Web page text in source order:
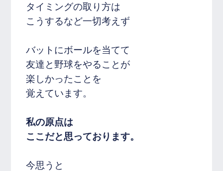
タイミングの取り方は
こうするなど一切考えず
バットにボールを当てて
友達と野球をやることが
楽しかったことを
覚えています。
私の原点は
ここだと思っております。
今思うと